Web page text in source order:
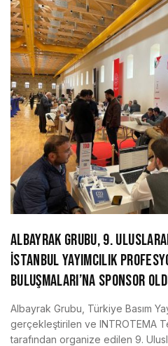
ALBAYRAK GRUBU, 9.
İSTANBUL YAYIMCILIK
BULUŞMALARI’NA SPONSOR
Albayrak Grubu, Türkiye Basım
gerçekleştirilen ve INTROTEMA
tarafından organize edilen 9.